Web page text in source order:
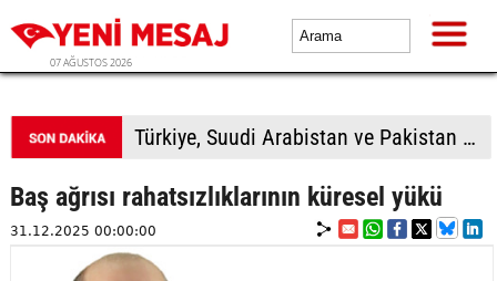
07 AĞUSTOS 2026
Türkiye, Suudi Arabistan ve Pakistan üçlü savunma anlaşması imzalayacak
Baş ağrısı rahatsızlıklarının küresel yükü
31.12.2025 00:00:00